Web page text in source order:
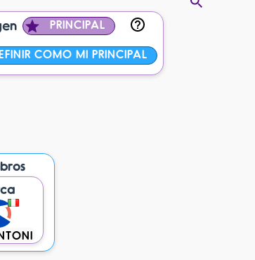
PRINCIPAL
COMO MI PRINCIPAL